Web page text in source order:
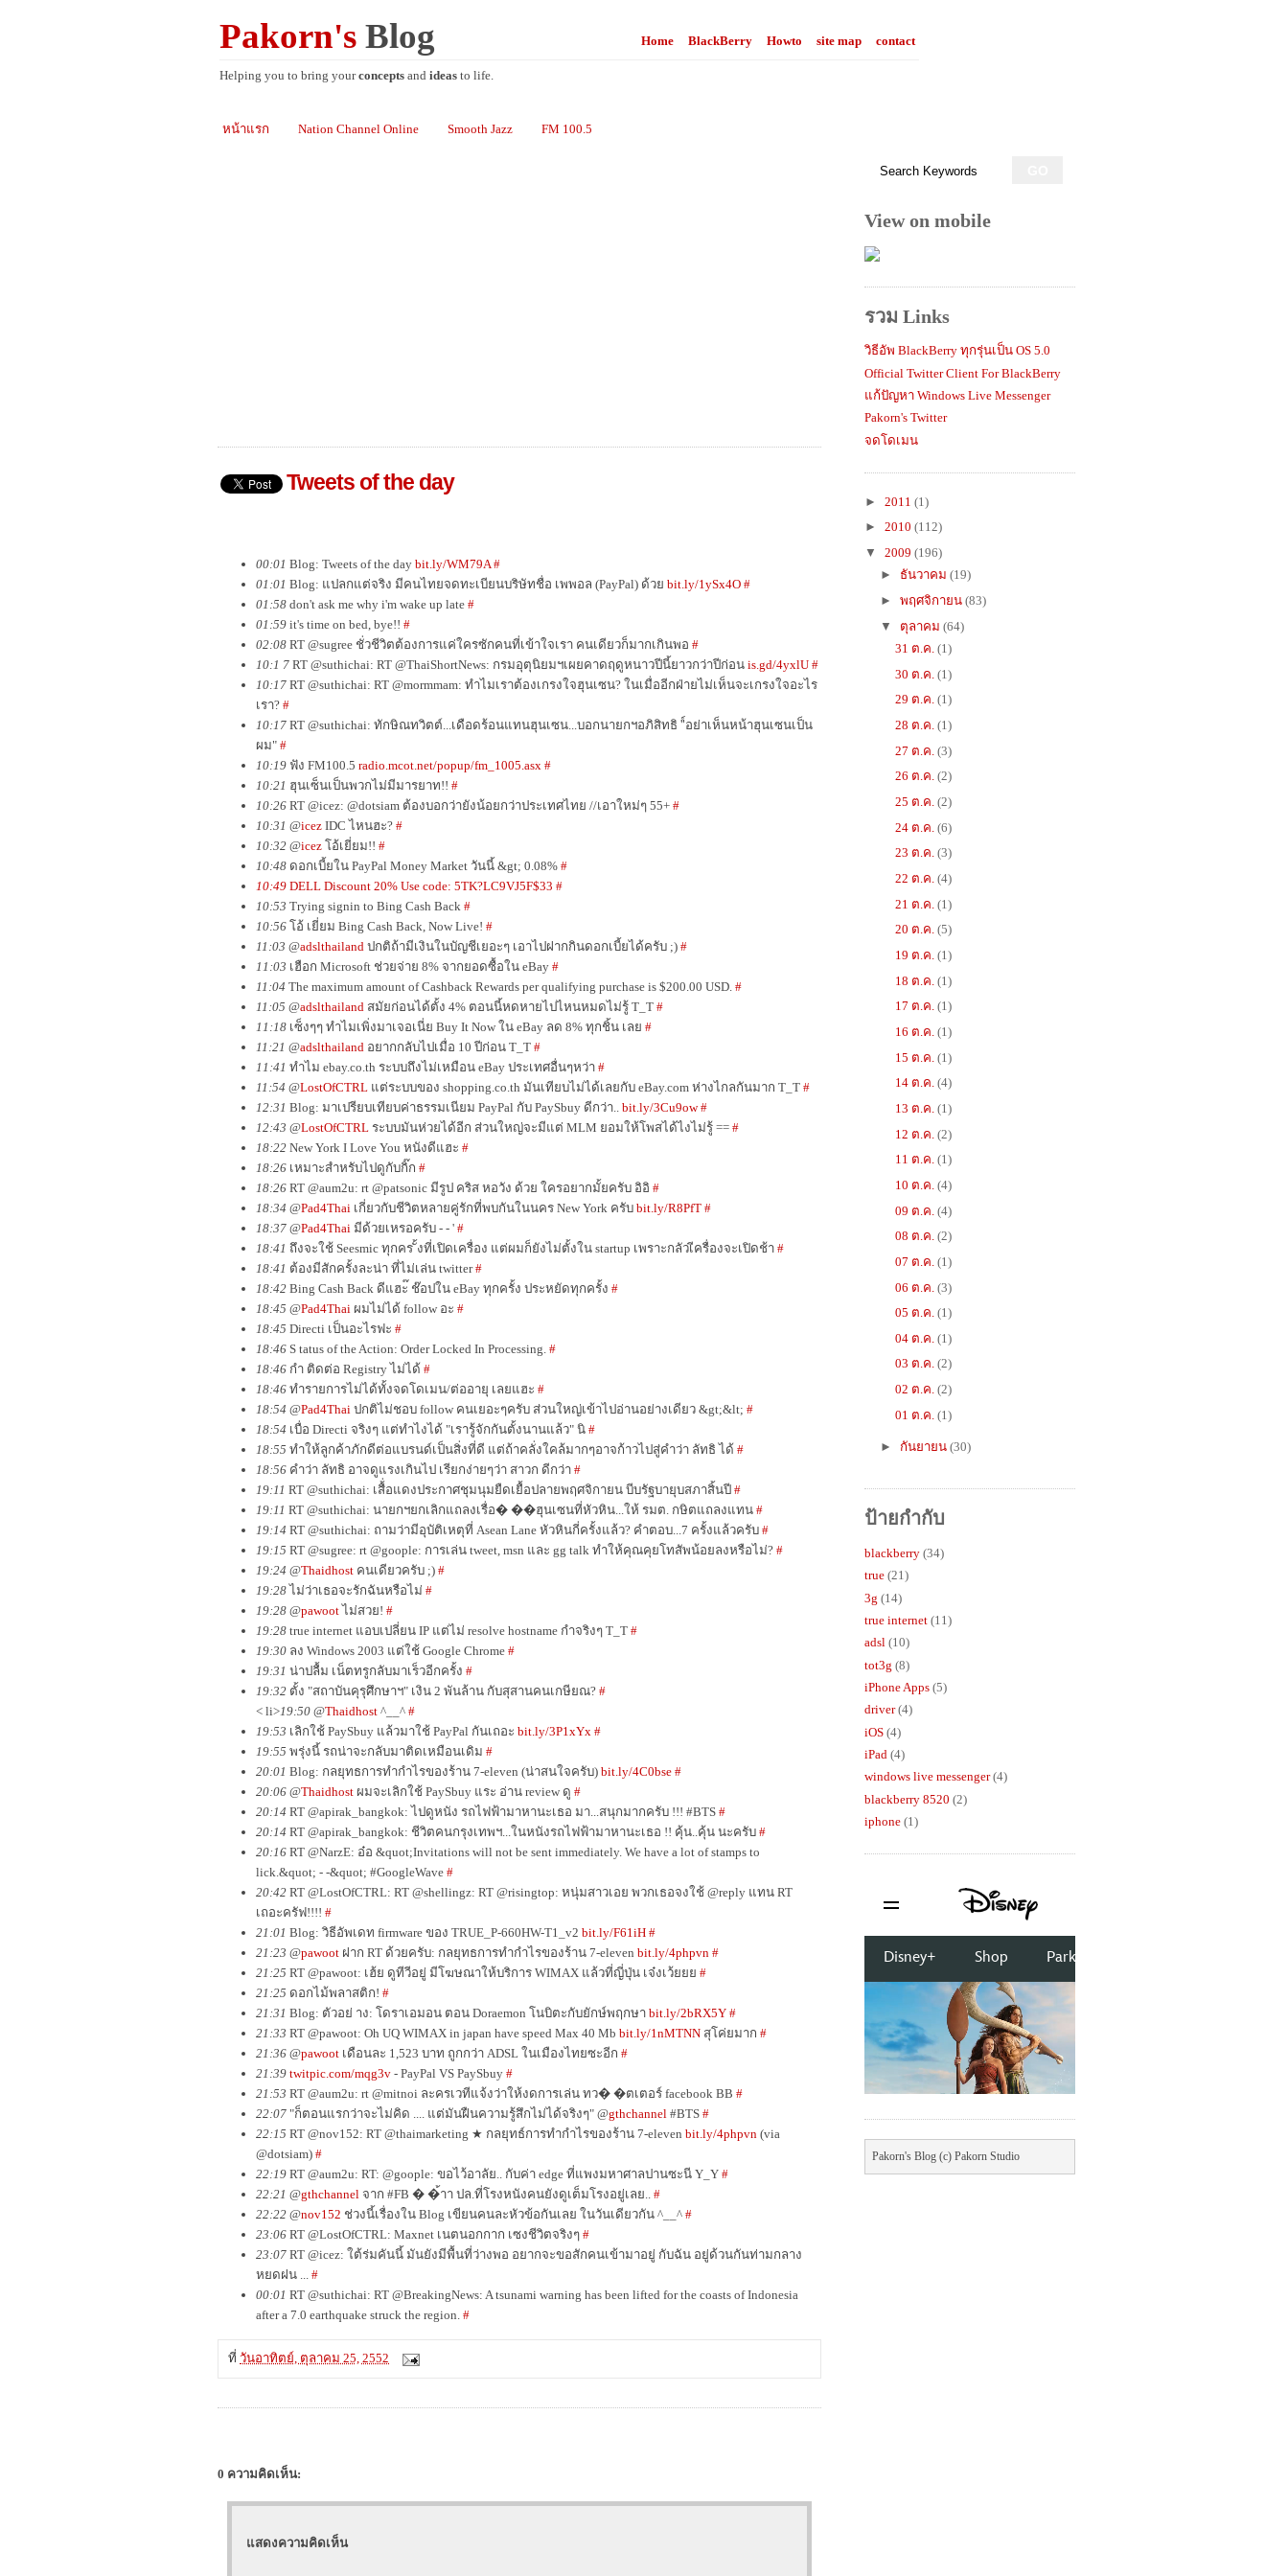
Pakorn's Blog Home BlackBerry Howto site map contact
Helping you to bring yourconcepts and ideas to life.
หน้าแรก Nation Channel Online Smooth Jazz FM 100.5
Tweets of the day
00:01 Blog: Tweets of the day bit.ly/WM79A #
01:01 Blog: แปลกแต่จริง มีคนไทยจดทะเบียนบริษัทชื่อ เพพอล (PayPal) ด้วย bit.ly/1ySx4O #
01:58 don't ask me why i'm wake up late #
01:59 it's time on bed, bye!! #
02:08 RT @sugree ชั่วชีวิตต้องการแค่ใครซักคนที่เข้าใจเรา คนเดียวก็มากเกินพอ #
10:1 7 RT @suthichai: RT @ThaiShortNews: กรมอุตุนิยมฯเผยคาดฤดูหนาวปีนี้ยาวกว่าปีก่อน is.gd/4yxlU #
10:17 RT @suthichai: RT @mormmam: ทำไมเราต้องเกรงใจฮุนเซน? ในเมื่ออีกฝ่ายไม่เห็นจะเกรงใจอะไร
เรา? #
10:17 RT @suthichai: ทักษิณทวิตต์...เดือดร้อนแทนฮุนเซน...บอกนายกฯอภิสิทธิ "์อย่าเห็นหน้าฮุนเซนเป็น
ผม" #
10:19 ฟัง FM100.5 radio.mcot.net/popup/fm_1005.asx #
10:21 ฮุนเซ็นเป็นพวกไม่มีมารยาท!! #
10:26 RT @icez: @dotsiam ต้องบอกว่ายังน้อยกว่าประเทศไทย //เอาใหม่ๆ 55+ #
10:31 @icez IDC ไหนฮะ? #
10:32 @icez โอ้เยี่ยม!! #
10:48 ดอกเบี้ยใน PayPal Money Market วันนี้ &gt; 0.08% #
10:49 DELL Discount 20% Use code: 5TK?LC9VJ5F$33 #
10:53 Trying signin to Bing Cash Back #
10:56 โอ้ เยี่ยม Bing Cash Back, Now Live! #
11:03 @adslthailand ปกติถ้ามีเงินในบัญชีเยอะๆ เอาไปฝากกินดอกเบี้ยได้ครับ ;) #
11:03 เฮือก Microsoft ช่วยจ่าย 8% จากยอดซื้อใน eBay #
11:04 The maximum amount of Cashback Rewards per qualifying purchase is $200.00 USD. #
11:05 @adslthailand สมัยก่อนได้ตั้ง 4% ตอนนี้หดหายไปไหนหมดไม่รู้ T_T #
11:18 เซ็งๆๆ ทำไมเพิ่งมาเจอเนี่ย Buy It Now ใน eBay ลด 8% ทุกชิ้น เลย #
11:21 @adslthailand อยากกลับไปเมื่อ 10 ปีก่อน T_T #
11:41 ทำไม ebay.co.th ระบบถึงไม่เหมือน eBay ประเทศอื่นๆหว่า #
11:54 @LostOfCTRL แต่ระบบของ shopping.co.th มันเทียบไม่ได้เลยกับ eBay.com ห่างไกลกันมาก T_T #
12:31 Blog: มาเปรียบเทียบค่าธรรมเนียม PayPal กับ PaySbuy ดีกว่า.. bit.ly/3Cu9ow #
12:43 @LostOfCTRL ระบบมันห่วยได้อีก ส่วนใหญ่จะมีแต่ MLM ยอมให้โพสได้ไงไม่รู้ == #
18:22 New York I Love You หนังดีแฮะ #
18:26 เหมาะสำหรับไปดูกับกิ๊ก #
18:26 RT @aum2u: rt @patsonic มีรูป คริส หอวัง ด้วย ใครอยากมั้ยครับ อิอิ #
18:34 @Pad4Thai เกี่ยวกับชีวิตหลายคู่รักที่พบกันในนคร New York ครับ bit.ly/R8PfT #
18:37 @Pad4Thai มีด้วยเหรอครับ - - ' #
18:41 ถึงจะใช้ Seesmic ทุกคร ั้งที่เปิดเครื่อง แต่ผมก็ยังไม่ตั้งใน startup เพราะกลัวเีครื่องจะเปิดช้า #
18:41 ต้องมีสักครั้งละน่า ที่ไม่เล่น twitter#
18:42 Bing Cash Back ดีแฮะ๊ ช๊อปใน eBay ทุกครั้ง ประหยัดทุกครั้ง #
18:45 @Pad4Thai ผมไม่ได้ follow อะ #
18:45 Directi เป็นอะไรฟะ #
18:46 S tatus of the Action: Order Locked In Processing. #
18:46 กำ ติดต่อ Registry ไม่ได้ #
18:46 ทำรายการไม่ได้ทั้งจดโดเมน/ต่ออายุ เลยแฮะ #
18:54 @Pad4Thai ปกติไม่ชอบ follow คนเยอะๆครับ ส่วนใหญ่เข้าไปอ่านอย่างเดียว &gt;&lt; #
18:54 เบื่อ Directi จริงๆ แต่ทำไงได้ "เรารู้จักกันตั้งนานแล้ว" นิ #
18:55 ทำให้ลูกค้าภักดีต่อแบรนด์เป็นสิ่งที่ดี แต่ถ้าคลั่งใคล้มากๆอาจก้าวไปสู่คำว่า ลัทธิ ได้ #
18:56 คำว่า ลัทธิ อาจดูแรงเกินไป เรียกง่ายๆว่า สาวก ดีกว่า #
19:11 RT @suthichai: เสื้่อแดงประกาศชุมนุมยืดเยื้อปลายพฤศจิกายน บีบรัฐบายุบสภาสิ้นปี #
19:11 RT @suthichai: นายกฯยกเลิกแถลงเรื่อ� ��ฮุนเซนที่หัวหิน...ให้ รมต. กษิตแถลงแทน #
19:14 RT @suthichai: ถามว่ามีอุบัติเหตุที่ Asean Lane หัวหินกี่ครั้งแล้ว? คำตอบ...7 ครั้งแล้วครับ #
19:15 RT @sugree: rt @goople: การเล่น tweet, msn และ gg talk ทำให้คุณคุยโทสัพน้อยลงหรือไม่? #
19:24 @Thaidhost คนเดียวครับ ;) #
19:28 ไม่ว่าเธอจะรักฉันหรือไม่ #
19:28 @pawoot ไม่สวย! #
19:28 true internet แอบเปลี่ยน IP แต่ไม่ resolve hostname กำจริงๆ T_T #
19:30 ลง Windows 2003 แต่ใช้ Google Chrome #
19:31 น่าปลื้ม เน็ตทรูกลับมาเร็วอีกครั้ง #
19:32 ตั้ง "สถาบันคุรุศึกษาฯ" เงิน 2 พันล้าน กับสุสานคนเกษียณ? #
< li>19:50 @Thaidhost ^__^ #
19:53 เลิกใช้ PaySbuy แล้วมาใช้ PayPal กันเถอะ bit.ly/3P1xYx #
19:55 พรุ่งนี้ รถน่าจะกลับมาติดเหมือนเดิม #
20:01 Blog: กลยุทธการทำกำไรของร้าน 7-eleven (น่าสนใจครับ) bit.ly/4C0bse #
20:06 @Thaidhost ผมจะเลิกใช้ PaySbuy แระ อ่าน review ดู #
20:14 RT @apirak_bangkok: ไปดูหนัง รถไฟฟ้ามาหานะเธอ มา...สนุกมากครับ !!! #BTS #
20:14 RT @apirak_bangkok: ชีวิตคนกรุงเทพฯ...ในหนังรถไฟฟ้ามาหานะเธอ !! คุ้น..คุ้น นะครับ #
20:16 RT @NarzE: อ๋อ &quot;Invitations will not be sent immediately. We have a lot of stamps to
lick.&quot; - -&quot; #GoogleWave #
20:42 RT @LostOfCTRL: RT @shellingz: RT @risingtop: หนุ่มสาวเอย พวกเธอจงใช้ @reply แทน RT
เถอะครัฟ!!!! #
21:01 Blog: วิธีอัพเดท firmware ของ TRUE_P-660HW-T1_v2 bit.ly/F61iH #
21:23 @pawoot ฝาก RT ด้วยครับ: กลยุทธการทำกำไรของร้าน 7-eleven bit.ly/4phpvn #
21:25 RT @pawoot: เฮ้ย ดูทีวีอยู่ มีโฆษณาให้บริการ WIMAX แล้วที่ญี่ปุ่น เจ๋งเว้ยยย #
21:25 ดอกไม้พลาสติก! #
21:31 Blog: ตัวอย่ าง: โดราเอมอน ตอน Doraemon โนบิตะกับยักษ์พฤกษา bit.ly/2bRX5Y #
21:33 RT @pawoot: Oh UQ WIMAX in japan have speed Max 40 Mb bit.ly/1nMTNN สุโค่ยมาก #
21:36 @pawoot เดือนละ 1,523 บาท ถูกกว่า ADSL ในเมืองไทยซะอีก #
21:39 twitpic.com/mqg3v - PayPal VS PaySbuy #
21:53 RT @aum2u: rt @mitnoi ละครเวทีแจ้งว่าให้งดการเล่น ทว� �ตเตอร์ facebook BB #
22:07 "ก็ตอนแรกว่าจะไม่คิด .... แต่มันฝืนความรู้สึกไม่ได้จริงๆ" @gthchannel #BTS #
22:15 RT @nov152: RT @thaimarketing ★ กลยุทธ์การทำกำไรของร้าน 7-eleven bit.ly/4phpvn (via
@dotsiam) #
22:19 RT @aum2u: RT: @goople: ขอไว้อาลัย.. กับค่า edge ที่แพงมหาศาลปานซะนี Y_Y #
22:21 @gthchannel จาก #FB � �้าา ปล.ที่โรงหนังคนยังดูเต็มโรงอยู่เลย.. #
22:22 @nov152 ช่วงนี้เรื่องใน Blog เขียนคนละหัวข้อกันเลย ในวันเดียวกัน ^__^ #
23:06 RT @LostOfCTRL: Maxnet เนตนอกกาก เซงชีวิตจริงๆ #
23:07 RT @icez: ใต้ร่มคันนี้ มันยังมีพื้นที่ว่างพอ อยากจะขอสักคนเข้ามาอยู่ กับฉัน อยู่ด้วนกันท่ามกลาง
หยดฝน ... #
00:01 RT @suthichai: RT @BreakingNews: A tsunami warning has been lifted for the coasts of Indonesia
after a 7.0 earthquake struck the region. #
ที่ วันอาทิตย์, ตุลาคม 25, 2552
0 ความคิดเห็น:
แสดงความคิดเห็น
View on mobile
รวม Links
วิธีอัพ BlackBerry ทุกรุ่นเป็น OS 5.0
Official Twitter Client For BlackBerry
แก้ปัญหา Windows Live Messenger
Pakorn's Twitter
จดโดเมน
► 2011 (1)
► 2010 (112)
▼ 2009 (196)
► ธันวาคม (19)
► พฤศจิกายน (83)
▼ ตุลาคม (64)
31 ต.ค. (1)
30 ต.ค. (1)
29 ต.ค. (1)
28 ต.ค. (1)
27 ต.ค. (3)
26 ต.ค. (2)
25 ต.ค. (2)
24 ต.ค. (6)
23 ต.ค. (3)
22 ต.ค. (4)
21 ต.ค. (1)
20 ต.ค. (5)
19 ต.ค. (1)
18 ต.ค. (1)
17 ต.ค. (1)
16 ต.ค. (1)
15 ต.ค. (1)
14 ต.ค. (4)
13 ต.ค. (1)
12 ต.ค. (2)
11 ต.ค. (1)
10 ต.ค. (4)
09 ต.ค. (4)
08 ต.ค. (2)
07 ต.ค. (1)
06 ต.ค. (3)
05 ต.ค. (1)
04 ต.ค. (1)
03 ต.ค. (2)
02 ต.ค. (2)
01 ต.ค. (1)
► กันยายน (30)
ป้ายกำกับ
blackberry (34)
true (21)
3g (14)
true internet (11)
adsl (10)
tot3g (8)
iPhone Apps (5)
driver (4)
iOS (4)
iPad (4)
windows live messenger (4)
blackberry 8520 (2)
iphone (1)
Pakorn's Blog (c) Pakorn Studio